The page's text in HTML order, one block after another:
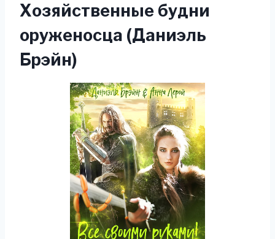
Хозяйственные будни
оруженосца (Даниэль
Брэйн)